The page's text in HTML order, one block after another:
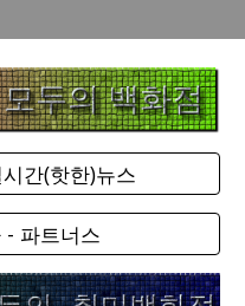
간(핫한)뉴스
파트너스